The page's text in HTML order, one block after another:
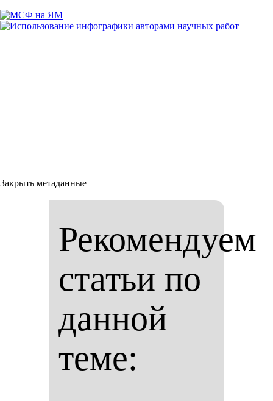
Закрыть метаданные
Рекомендуем
статьи по
данной
теме: